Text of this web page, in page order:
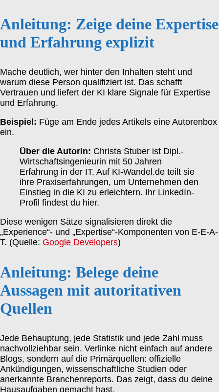
Anleitung: Zeige deine Expertise
und Erfahrung explizit
Mache deutlich, wer hinter den Inhalten steht und
warum diese Person qualifiziert ist. Das schafft
Vertrauen und liefert der KI klare Signale für Expertise
und Erfahrung.
Beispiel: Füge am Ende jedes Artikels eine Autorenbox
ein.
Über die Autorin: Christa Stuber ist Dipl.-
Wirtschaftsingenieurin mit 50 Jahren
Erfahrung in der IT. Auf KI-Wandel.de teilt sie
ihre Praxiserfahrungen, um Unternehmen den
Einstieg in die KI zu erleichtern. Ihr LinkedIn-
Profil findest du hier.
Diese wenigen Sätze signalisieren direkt die
„Experience“- und „Expertise“-Komponenten von E-E-A-
T. (Quelle: Google Developers)
Anleitung: Belege deine
Aussagen mit autoritativen
Quellen
Jede Behauptung, jede Statistik und jede Zahl muss
nachvollziehbar sein. Verlinke nicht einfach auf andere
Blogs, sondern auf die Primärquellen: offizielle
Ankündigungen, wissenschaftliche Studien oder
anerkannte Branchenreports. Das zeigt, dass du deine
Hausaufgaben gemacht hast.